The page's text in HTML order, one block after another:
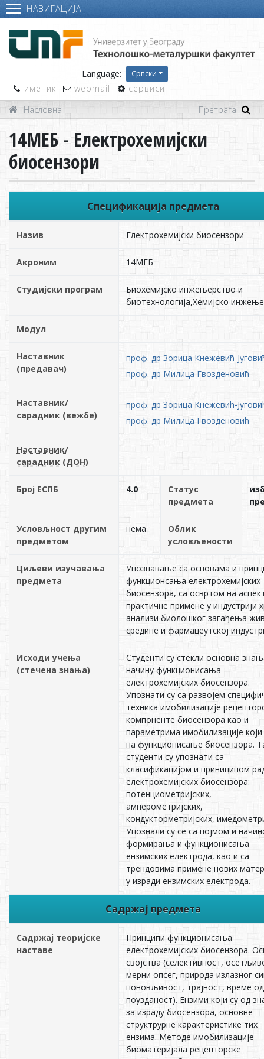
НАВИГАЦИЈА
Language: Српски
именик webmail
сервиси
Насловна
14МЕБ - Електрохемијски
биосензори
Спецификација предмета
Назив Електрохемијски биосензори
Акроним 14МЕБ
Студијски програм
Биохемијско инжењерство и
биотехнологија,Хемијско
Модул
Наставник
(предавач)
проф. др Зорица Кнежевић-
проф. др Милица Гвозденовић
Наставник/
сарадник (вежбе)
проф. др Зорица Кнежевић-
проф. др Милица Гвозденовић
Наставник/
сарадник (ДОН)
Број ЕСПБ 4.0
Статус
предмета
Условљност другим
предметом
нема
Облик
условљености
Циљеви изучавања
предмета
Упознавање са основама и
функционсања електрохемијских
биосензора, са освртом на
практичне примене у индустрији
анализи биолошког загађења
средине и фармацеутској
Исходи учења
(стечена знања)
Студенти су стекли основна
начину функционисања
електрохемијских биосензора.
Упознати су са развојем
техника имобилизације
компоненте биосензора као и
параметрима имобилизације који
на функционисање биосензора.
студенти су упознати са
класификацијом и приниципом
електрохемијских биосензора:
потенциометријских,
амперометријских,
кондукторметријских,
Упознали су се са појмом и
формирања и функционисања
ензимских електрода, као и са
трендовима примене нових
у изради ензимских електрода.
Садржај предмета
Садржај теоријске
наставе
Принципи функционисања
електрохемијских биосензора.
својства (селективност,
мерни опсег, природа излазног
поновљивост, трајност, време
поузданост). Ензими који су од
за израду биосензора, основне
структрурне карактеристике тих
ензима. Методе имобилизације
биоматеријала рецепторске